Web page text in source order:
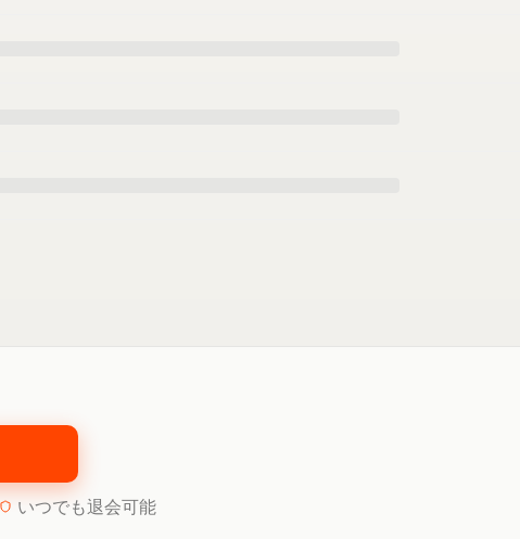
いつでも退会可能